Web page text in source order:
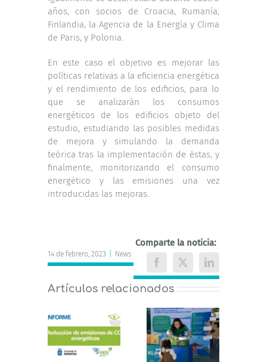
años, con socios de Croacia, Rumanía,
Finlandia, la Agencia de la Energía y Clima
de Paris, y Polonia.
En este caso el objetivo es mejorar las
políticas relativas a la eficiencia energética
y el rendimiento de los edificios, para lo
que se analizarán los consumos
energéticos de los edificios objeto del
estudio, estudiando las posibles medidas
de mejora y simulando la demanda
teórica tras la implementación de éstas, y
finalmente, monitorizando el consumo
energético y las emisiones una vez
introducidas las mejoras.
14 de febrero, 2023 News
Comparte la noticia:
Facebook
X LinkedIn
Artículos relacionados